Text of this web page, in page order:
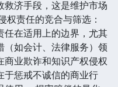
救济手段，这是维护市场
权责任的竞合与筛选：
任在适用上的边界，尤其
（如会计、法律服务）领
业欺诈和知识产权侵权
于惩戒不诚信的商业行